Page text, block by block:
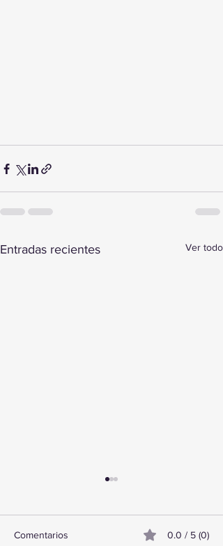
Entradas recientes Ver todo
Comentarios 0.0 / 5 (0)